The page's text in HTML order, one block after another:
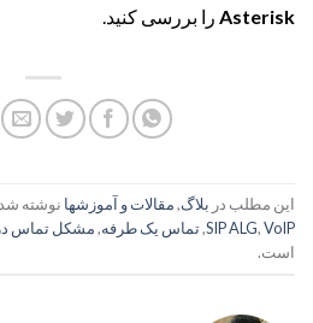
Asterisk را بررسی کنید.
این مطلب در بلاگ,مقالات و آموزشها نوشته
SIP ALG,VoIP
,تماس یک طرفه,مشکل تماس
است.